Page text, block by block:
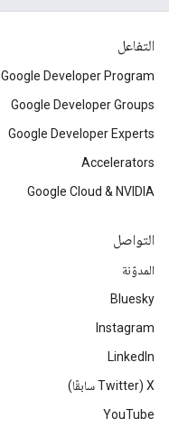
التفاعل
Google Developer Program
Google Developer Groups
Google Developer Experts
Accelerators
Google Cloud & NVIDIA
التواصل
المدوّنة
Bluesky
Instagram
LinkedIn
‫X ‏(Twitter سابقًا)
YouTube